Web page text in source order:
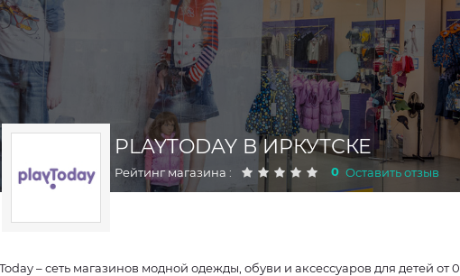
PLAYTODAY В ИРКУТСКЕ
Рейтинг магазина : 0 Оставить отзыв
– сеть магазинов модной одежды, обуви и аксессуаров для детей от 0